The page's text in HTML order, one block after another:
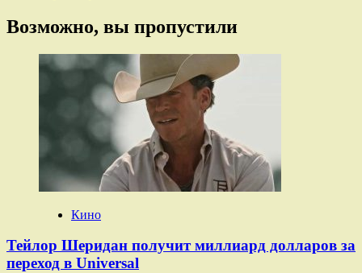
Возможно, вы пропустили
Кино
Тейлор Шеридан получит миллиард долларов за
переход в Universal